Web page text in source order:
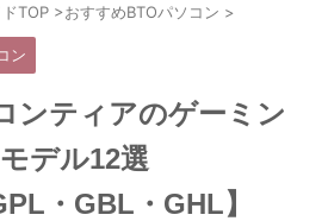
TOP >おすすめBTOパソコン >
ン
ンティアのゲーミン
デル12選
・GBL・GHL】